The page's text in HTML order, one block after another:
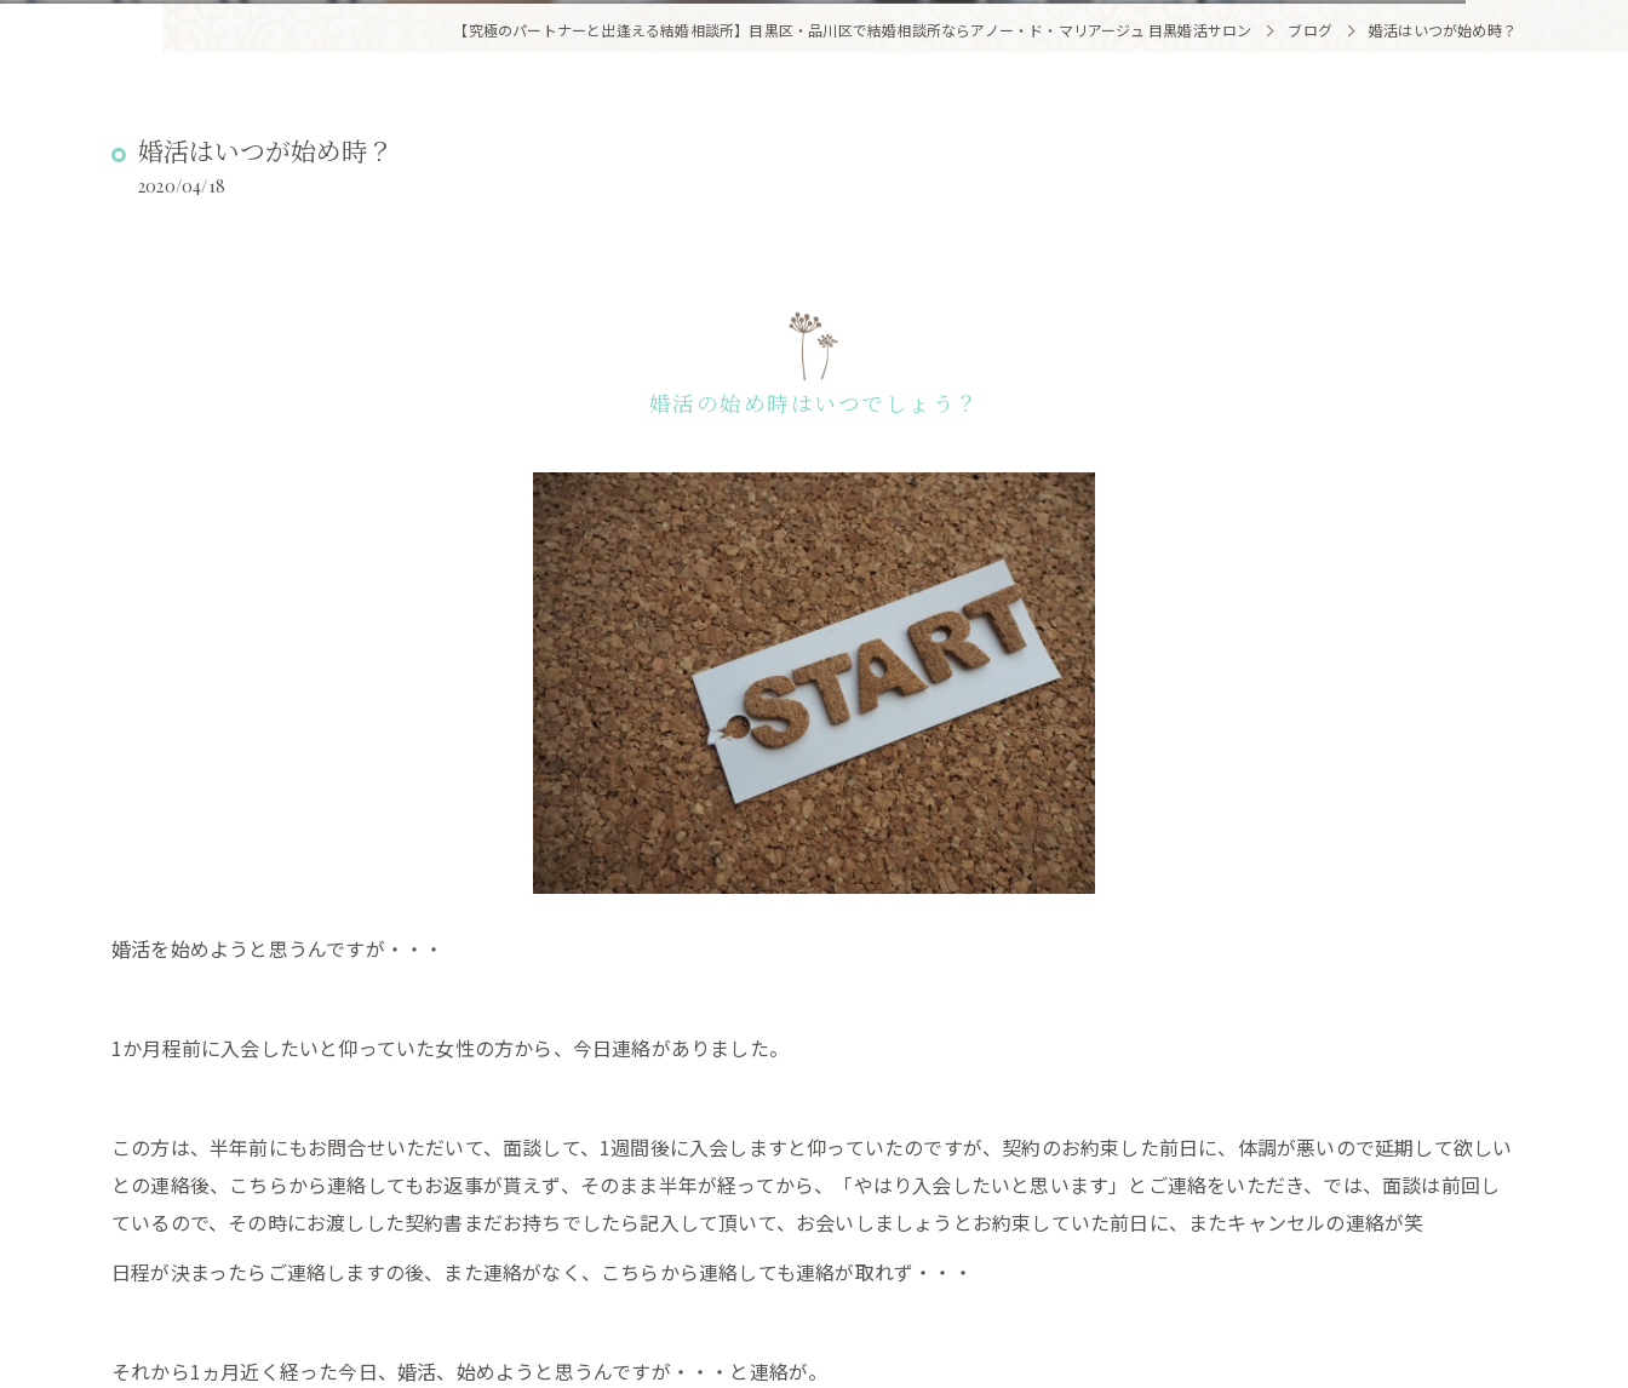
【究極のパートナーと出逢える結婚相談所】目黒区・品川区で結婚相談所ならアノー・ド・マリアージュ 目黒婚活サロン ブログ 婚活はいつが始め時？
婚活はいつが始め時？
2020/04/18
婚活の始め時はいつでしょう？
婚活を始めようと思うんですが・・・
1か月程前に入会したいと仰っていた女性の方から、今日連絡がありました。
この方は、半年前にもお問合せいただいて、面談して、1週間後に入会しますと仰っていたのですが、契約のお約束した前日に、体調が悪いので延期して欲しい
との連絡後、こちらから連絡してもお返事が貰えず、そのまま半年が経ってから、「やはり入会したいと思います」とご連絡をいただき、では、面談は前回し
ているので、その時にお渡しした契約書まだお持ちでしたら記入して頂いて、お会いしましょうとお約束していた前日に、またキャンセルの連絡が笑
日程が決まったらご連絡しますの後、また連絡がなく、こちらから連絡しても連絡が取れず・・・
それから1ヵ月近く経った今日、婚活、始めようと思うんですが・・・と連絡が。